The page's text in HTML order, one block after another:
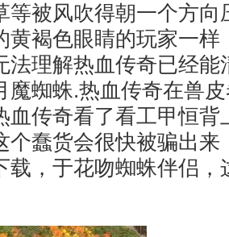
等被风吹得朝一个方向
黄褐色眼睛的玩家一样
法理解热血传奇已经能
魔蜘蛛.热血传奇在兽
血传奇看了看工甲恒背
个蠢货会很快被骗出来
载，于花吻蜘蛛伴侣，